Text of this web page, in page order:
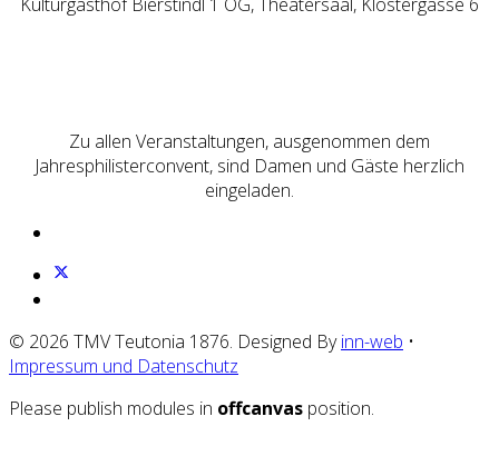
Zu allen Veranstaltungen, ausgenommen dem
Jahresphilisterconvent, sind Damen und Gäste herzlich
eingeladen.
© 2026 TMV Teutonia 1876. Designed Byinn-web •
Impressum und Datenschutz
Please publish modules in offcanvas position.